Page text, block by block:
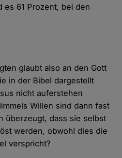
es 61 Prozent, bei den
glaubt also an den Gott
in der Bibel dargestellt
nicht auferstehen
Willen sind dann fast
überzeugt, dass sie selbst
werden, obwohl dies die
verspricht?